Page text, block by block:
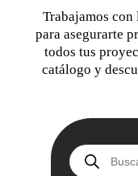
Trabajamos con
para asegurarte
todos tus
catálogo y
Búsqueda
de
productos